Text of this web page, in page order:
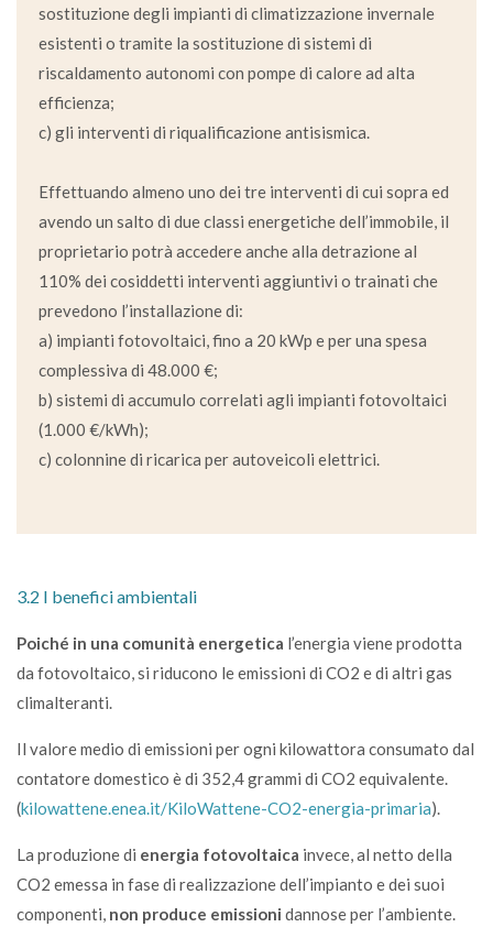
sostituzione degli impianti di climatizzazione invernale
esistenti o tramite la sostituzione di sistemi di
riscaldamento autonomi con pompe di calore ad alta
efficienza;
c) gli interventi di riqualificazione antisismica.
Effettuando almeno uno dei tre interventi di cui sopra ed
avendo un salto di due classi energetiche dell’immobile, il
proprietario potrà accedere anche alla detrazione al
110% dei cosiddetti interventi aggiuntivi o trainati che
prevedono l’installazione di:
a) impianti fotovoltaici, fino a 20 kWp e per una spesa
complessiva di 48.000 €;
b) sistemi di accumulo correlati agli impianti fotovoltaici
(1.000 €/kWh);
c) colonnine di ricarica per autoveicoli elettrici.
3.2 I benefici ambientali
Poiché in una comunità energetica l’energia viene prodotta
da fotovoltaico, si riducono le emissioni di CO2 e di altri gas
climalteranti.
Il valore medio di emissioni per ogni kilowattora consumato dal
contatore domestico è di 352,4 grammi di CO2 equivalente.
(kilowattene.enea.it/KiloWattene-CO2-energia-primaria).
La produzione di energia fotovoltaica invece, al netto della
CO2 emessa in fase di realizzazione dell’impianto e dei suoi
componenti, non produce emissioni dannose per l’ambiente.